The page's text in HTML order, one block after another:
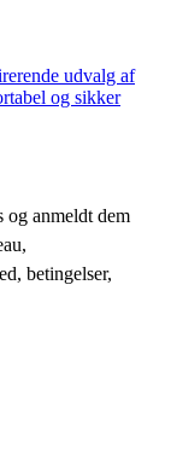
udvalg af
og sikker
og anmeldt dem
betingelser,